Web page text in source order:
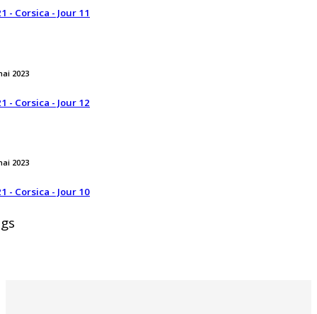
- Corsica - Jour 11
2023
- Corsica - Jour 12
2023
- Corsica - Jour 10